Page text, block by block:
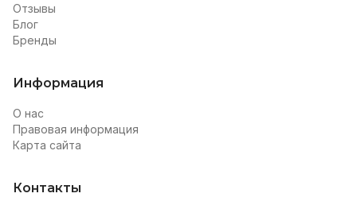
Отзывы
Блог
Бренды
Информация
О нас
Правовая информация
Карта сайта
Контакты